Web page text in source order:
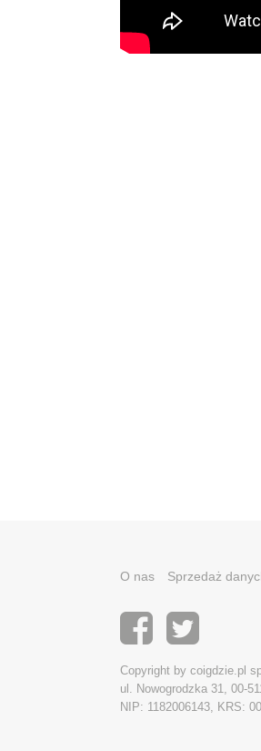
O nas Sprzedaż
Copyright by coigdzie.pl
ul. Nowogrodzka 31, 00-
NIP: 1182006143, KRS: